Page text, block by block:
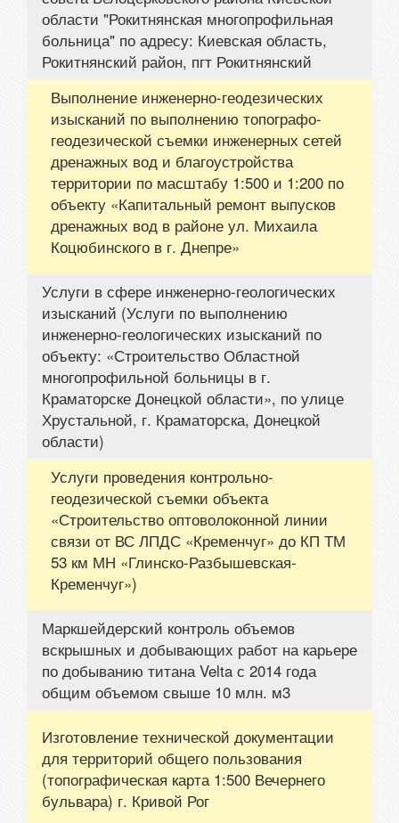
области "Рокитнянская многопрофильная
больница" по адресу: Киевская область,
Рокитнянский район, пгт Рокитнянский
Выполнение инженерно-геодезических
изысканий по выполнению топографо-
геодезической съемки инженерных сетей
дренажных вод и благоустройства
территории по масштабу 1:500 и 1:200 по
объекту «Капитальный ремонт выпусков
дренажных вод в районе ул. Михаила
Коцюбинского в г. Днепре»
Услуги в сфере инженерно-геологических
изысканий (Услуги по выполнению
инженерно-геологических изысканий по
объекту: «Строительство Областной
многопрофильной больницы в г.
Краматорске Донецкой области», по улице
Хрустальной, г. Краматорска, Донецкой
области)
Услуги проведения контрольно-
геодезической съемки объекта
«Строительство оптоволоконной линии
связи от ВС ЛПДС «Кременчуг» до КП ТМ
53 км МН «Глинско-Разбышевская-
Кременчуг»)
Маркшейдерский контроль объемов
вскрышных и добывающих работ на карьере
по добыванию титана Velta с 2014 года
общим объемом свыше 10 млн. м3
Изготовление технической документации
для территорий общего пользования
(топографическая карта 1:500 Вечернего
бульвара) г. Кривой Рог